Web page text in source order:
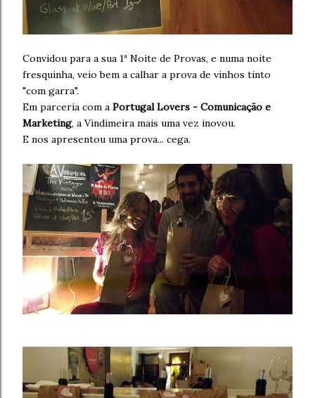
Convidou para a sua 1ª Noite de Provas, e numa noite
fresquinha, veio bem a calhar a prova de vinhos tinto
"com garra".
Em parceria com a Portugal Lovers - Comunicação e
Marketing, a Vindimeira mais uma vez inovou.
E nos apresentou uma prova... cega.